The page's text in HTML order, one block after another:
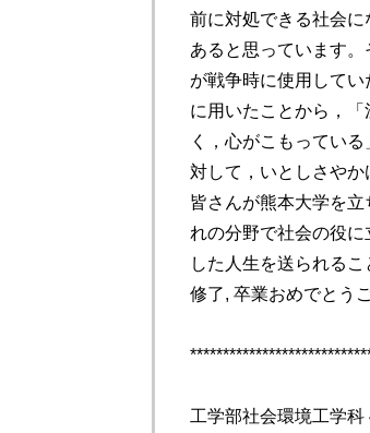
前に対処できる社会
あると思っています
が戦争時に使用して
に用いたことから，
く，心がこもってい
対して，いとしさやか
皆さんが熊本大学を
れの分野で社会の役
した人生を送られる
修了, 卒業おめでとう
工学部社会環境工学科